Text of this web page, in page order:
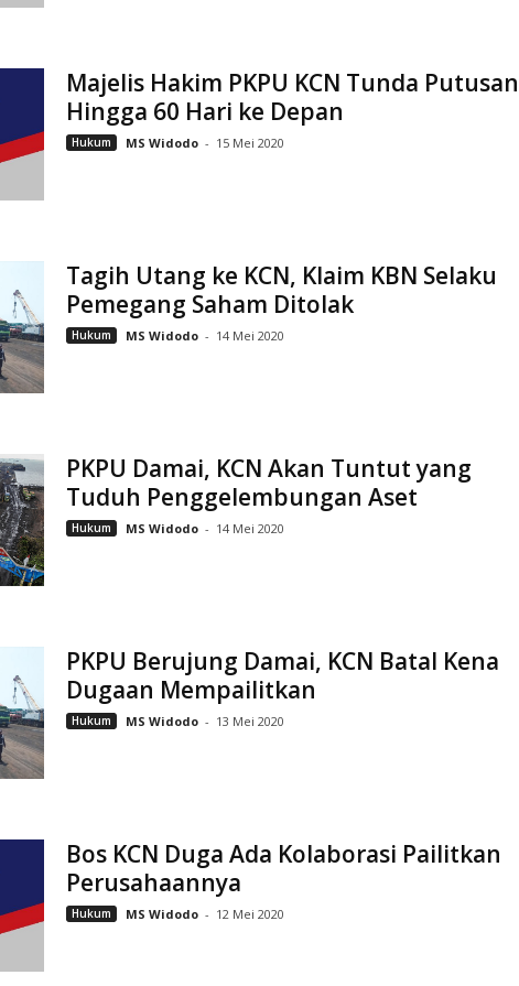
Majelis Hakim PKPU KCN Tunda Putusan
Hingga 60 Hari ke Depan
Hukum MS Widodo - 15 Mei 2020
Tagih Utang ke KCN, Klaim KBN Selaku
Pemegang Saham Ditolak
Hukum MS Widodo - 14 Mei 2020
PKPU Damai, KCN Akan Tuntut yang
Tuduh Penggelembungan Aset
Hukum MS Widodo - 14 Mei 2020
PKPU Berujung Damai, KCN Batal Kena
Dugaan Mempailitkan
Hukum MS Widodo - 13 Mei 2020
Bos KCN Duga Ada Kolaborasi Pailitkan
Perusahaannya
Hukum MS Widodo - 12 Mei 2020